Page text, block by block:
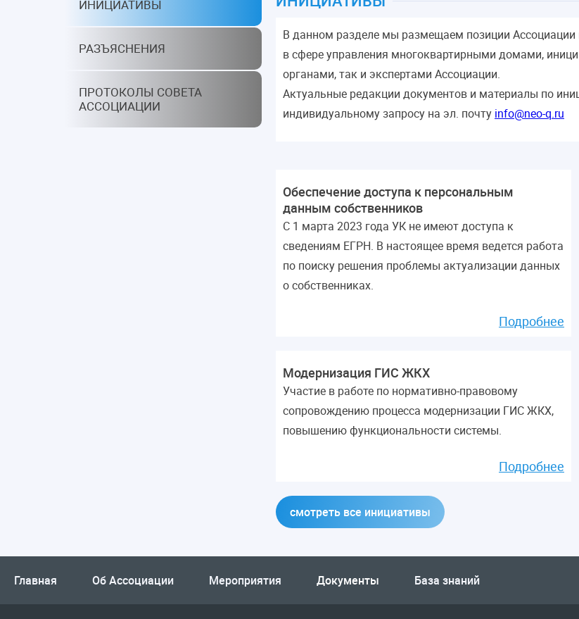
ИНИЦИАТИВЫ
РАЗЪЯСНЕНИЯ
ПРОТОКОЛЫ СОВЕТА
АССОЦИАЦИИ
В данном разделе мы размещаем позиции
в сфере управления многоквартирными домами,
органами, так и экспертами Ассоциации.
Актуальные редакции документов и материалы по
индивидуальному запросу на эл. почту info@neo-q.ru
Обеспечение доступа к персональным
данным собственников
С 1 марта 2023 года УК не имеют доступа к
сведениям ЕГРН. В настоящее время ведется работа
по поиску решения проблемы актуализации данных
о собственниках.
Подробнее
Модернизация ГИС ЖКХ
Участие в работе по нормативно-правовому
сопровождению процесса модернизации ГИС ЖКХ,
повышению функциональности системы.
Подробнее
смотреть все инициативы
Главная Об Ассоциации Мероприятия Документы База знаний